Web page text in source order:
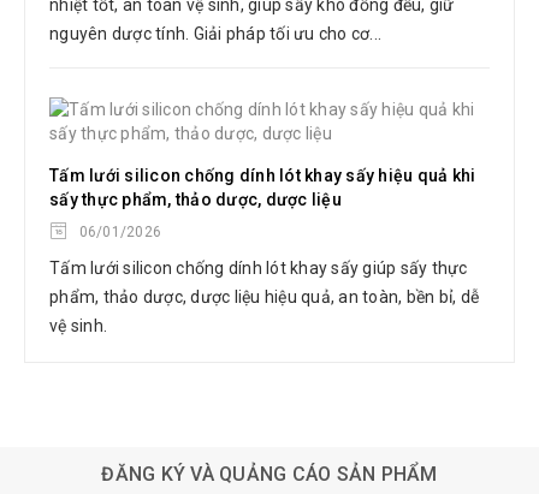
nhiệt tốt, an toàn vệ sinh, giúp sấy khô đồng đều, giữ
nguyên dược tính. Giải pháp tối ưu cho cơ...
Tấm lưới silicon chống dính lót khay sấy hiệu quả khi
sấy thực phẩm, thảo dược, dược liệu
06/01/2026
Tấm lưới silicon chống dính lót khay sấy giúp sấy thực
phẩm, thảo dược, dược liệu hiệu quả, an toàn, bền bỉ, dễ
vệ sinh.
ĐĂNG KÝ VÀ QUẢNG CÁO SẢN PHẨM
phễu nhựa top base Khay sấy